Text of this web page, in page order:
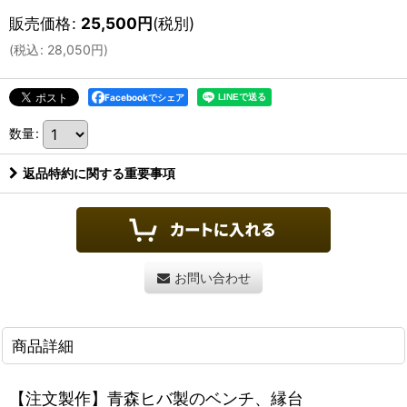
販売価格: 25,500円(税別)
(税込: 28,050円)
Facebookでシェア
数量:
返品特約に関する重要事項
お問い合わせ
商品詳細
【注文製作】青森ヒバ製のベンチ、縁台